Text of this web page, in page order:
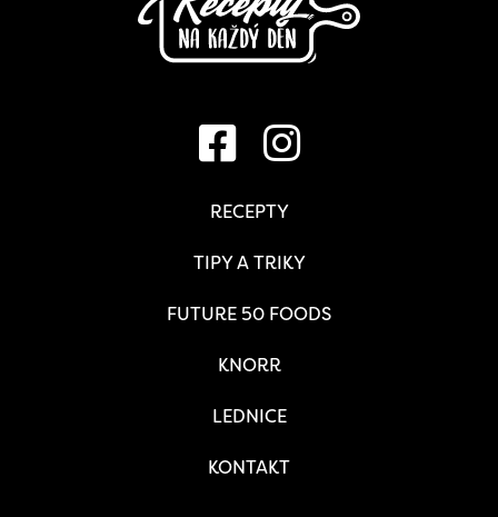
RECEPTY
TIPY A TRIKY
FUTURE 50 FOODS
KNORR
LEDNICE
KONTAKT